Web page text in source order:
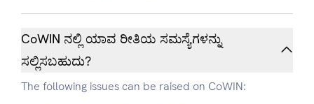
CoWIN ನಲ್ಲಿ ಯಾವ ರೀತಿಯ ಸಮಸ್ಯೆಗಳನ್ನು
ಸಲ್ಲಿಸಬಹುದು?
The following issues can be raised on CoWIN: